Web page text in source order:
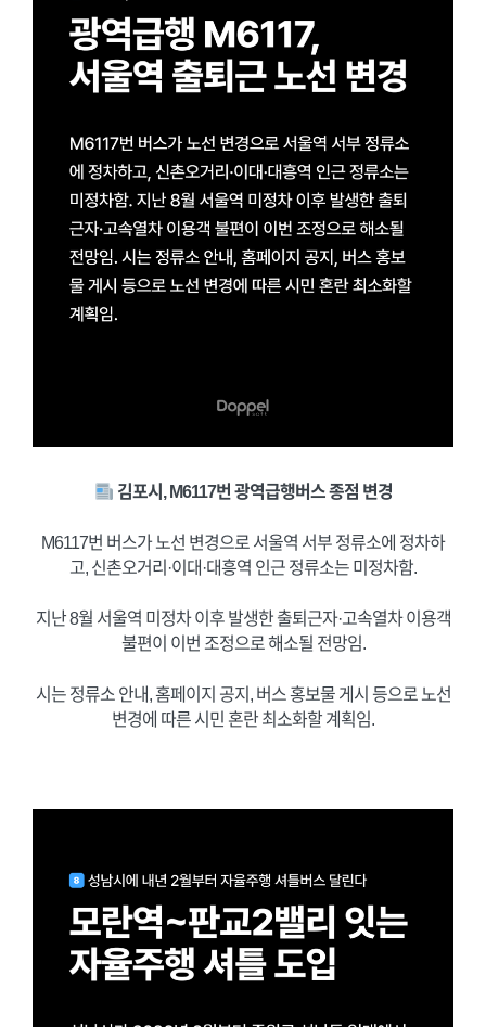
김포시, M6117번 광역급행버스 종점 변경
M6117번 버스가 노선 변경으로 서울역 서부 정류소에 정차하
고, 신촌오거리·이대·대흥역 인근 정류소는 미정차함.
지난 8월 서울역 미정차 이후 발생한 출퇴근자·고속열차 이용객
불편이 이번 조정으로 해소될 전망임.
시는 정류소 안내, 홈페이지 공지, 버스 홍보물 게시 등으로 노선
변경에 따른 시민 혼란 최소화할 계획임.